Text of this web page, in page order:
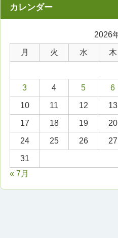
2026
月 火 水 木
3 4 5 6
10 11 12 13
17 18 19 20
24 25 26 27
31
« 7月